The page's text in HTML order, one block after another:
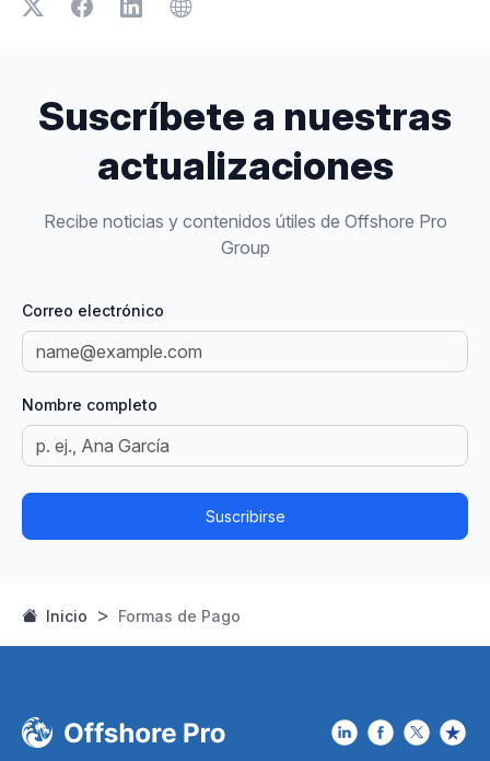
Suscríbete a nuestras
actualizaciones
Recibe noticias y contenidos útiles de Offshore Pro
Group
Correo electrónico
Nombre completo
Suscribirse
Inicio Formas de Pago​